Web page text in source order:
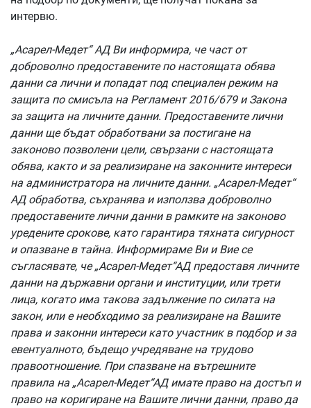
интервю.
„Асарел-Медет“ АД Ви информира, че част от
доброволно предоставените по настоящата обява
данни са лични и попадат под специален режим на
защита по смисъла на Регламент 2016/679 и Закона
за защита на личните данни. Предоставените лични
данни ще бъдат обработвани за постигане на
законово позволени цели, свързани с настоящата
обява, както и за реализиране на законните интереси
на администратора на личните данни. „Асарел-Медет“
АД обработва, съхранява и използва доброволно
предоставените лични данни в рамките на законово
уредените срокове, като гарантира тяхната сигурност
и опазване в тайна. Информираме Ви и Вие се
съгласявате, че „Асарел-Медет“АД предоставя личните
данни на държавни органи и институции, или трети
лица, когато има такова задължение по силата на
закон, или е необходимо за реализиране на Вашите
права и законни интереси като участник в подбор и за
евентуалното, бъдещо учредяване на трудово
правоотношение. При спазване на вътрешните
правила на „Асарел-Медет“АД имате право на достъп и
право на коригиране на Вашите лични данни, право да